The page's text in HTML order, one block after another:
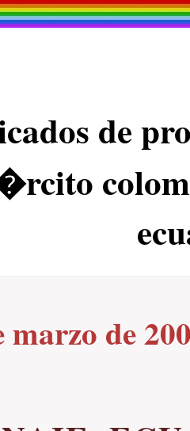
de
marzo de